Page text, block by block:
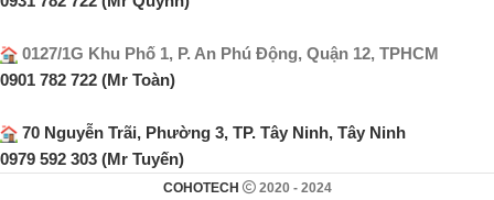
0127/1G Khu Phố 1, P. An Phú Động, Quận 12, TPHCM
0901 782 722 (Mr Toàn)
70 Nguyễn Trãi, Phường 3, TP. Tây Ninh, Tây Ninh
0979 592 303 (Mr Tuyến)
COHOTECH 2020 - 2024